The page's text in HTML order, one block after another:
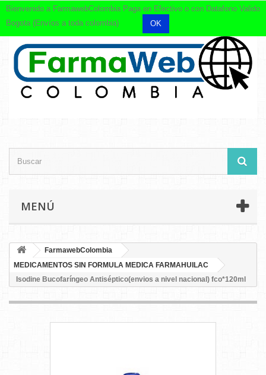
MENÚ
FarmawebColombia
MEDICAMENTOS SIN FORMULA MEDICA FARMAHUILAC
Isodine Bucofaríngeo Antiséptico(envios a nivel nacional) fco*120ml
Bienvenido a FarmawebColombia Paga en Efectivo o con Datafono Valido
Bogota (Envíos a toda colombia)
OK